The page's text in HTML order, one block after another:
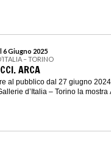
6 Giugno 2025
– TORINO
ARCA
al pubblico dal 27 giugno
d’Italia – Torino la mostra